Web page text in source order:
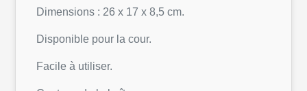
Dimensions : 26 x 17 x 8,5 cm.
Disponible pour la cour.
Facile à utiliser.